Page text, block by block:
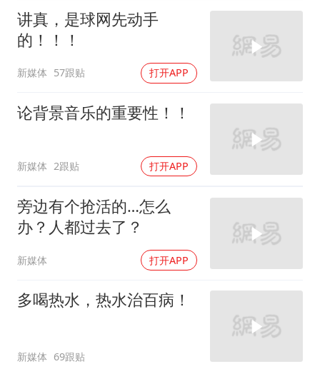
从科技创新看开局起步的时与势
讲真，是球网先动手
的！！！
新媒体 57跟贴 打开APP
论背景音乐的重要性！！
新媒体 2跟贴 打开APP
旁边有个抢活的…怎么
办？人都过去了？
新媒体 打开APP
多喝热水，热水治百病！
新媒体 69跟贴